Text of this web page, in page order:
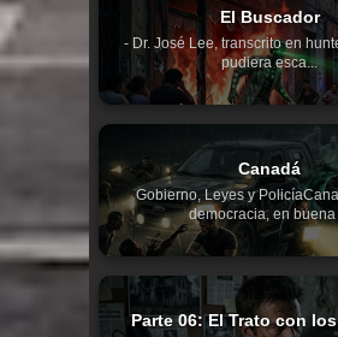
El Buscador
- Dr. José Lee, transcrito en
pudiera esca...
Canadá
Gobierno, Leyes y
democracia, en buena
Parte 06: El Trato con